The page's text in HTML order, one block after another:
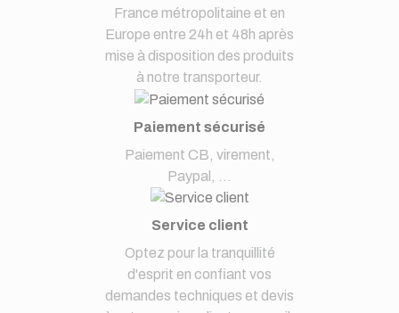
France métropolitaine et en
Europe entre 24h et 48h après
mise à disposition des produits
à notre transporteur.
Paiement sécurisé
Paiement CB, virement,
Paypal, ...
Service client
Optez pour la tranquillité
d'esprit en confiant vos
demandes techniques et devis